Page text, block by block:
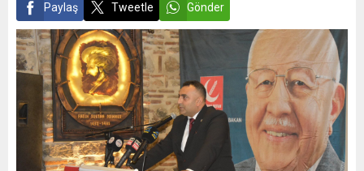
Paylaş Tweetle Gönder